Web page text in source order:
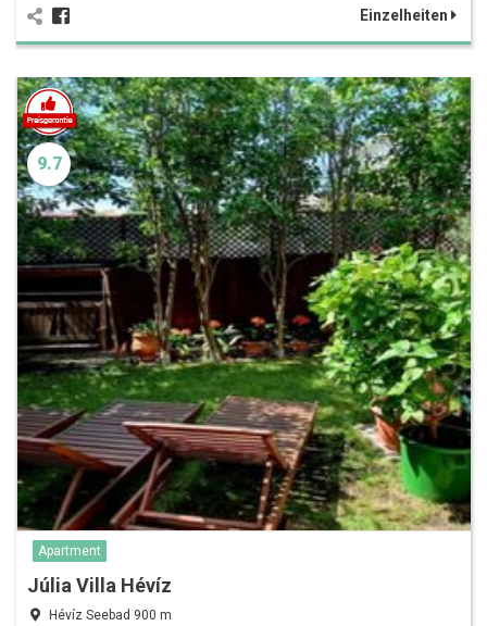
Einzelheiten
9.7
Apartment
Júlia Villa Hévíz
Hévíz Seebad 900 m